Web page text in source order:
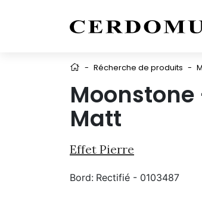
- Récherche de produits -
Moonstone
Matt
Effet Pierre
Bord: Rectifié - 0103487